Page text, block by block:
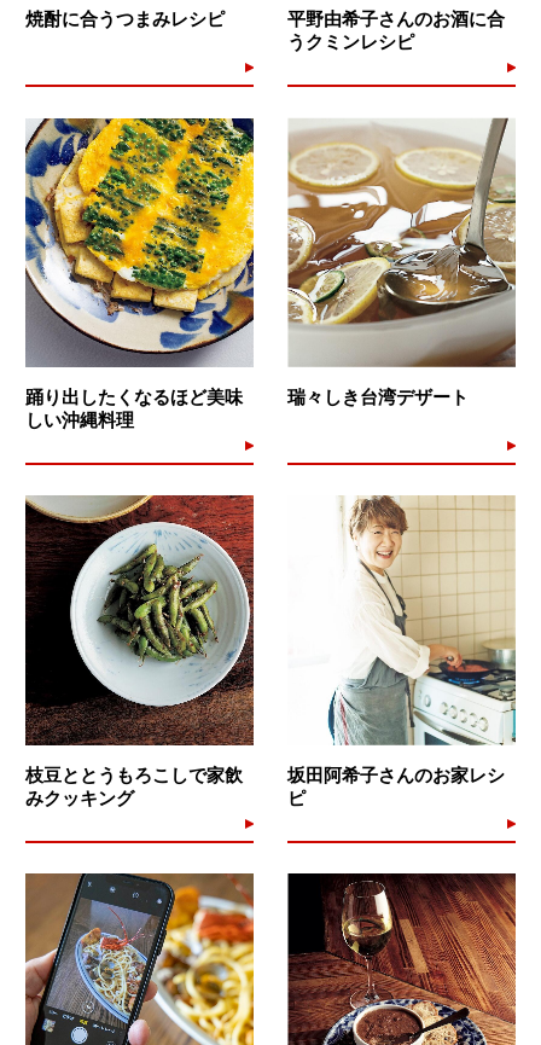
焼酎に合うつまみレシピ
平野由希子さんのお酒に合
うクミンレシピ
踊り出したくなるほど美味
しい沖縄料理
瑞々しき台湾デザート
枝豆ととうもろこしで家飲
みクッキング
坂田阿希子さんのお家レシ
ピ